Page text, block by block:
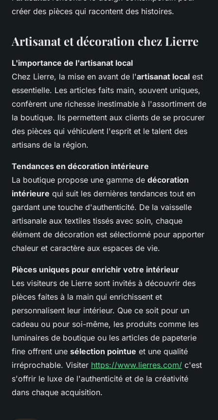
créer des pièces qui racontent des histoires.
Artisanat et décoration chez Lierre
L'importance de l'artisanat local
Chez Lierre, la mise en avant de l'artisanat local est
essentielle. Les articles faits main, souvent uniques,
confèrent une richesse inestimable à l'assortiment de
la boutique. Ils permettent aux clients de se procurer
des pièces qui véhiculent l'esprit et le talent des
artisans de la région.
Tendances en décoration intérieure
La boutique propose une gamme de décoration
intérieure qui suit les dernières tendances tout en
gardant une touche d'authenticité. De la vaisselle
artisanale aux textiles tissés avec soin, chaque
élément de décoration est sélectionné pour apporter
chaleur et caractère aux espaces de vie.
Pièces uniques pour enrichir votre intérieur
Les visiteurs de Lierre sont invités à découvrir des
pièces faites à la main qui enrichissent et
personnalisent leur intérieur. Que ce soit pour un
cadeau ou pour soi-même, les produits comme les
luminaires de boutique ou les articles de papeterie
fine offrent une sélection pointue et une qualité
irréprochable. Visiter https://www.lierres.com/ c'est
s'offrir le luxe de l'authenticité et de la créativité
dans chaque acquisition.